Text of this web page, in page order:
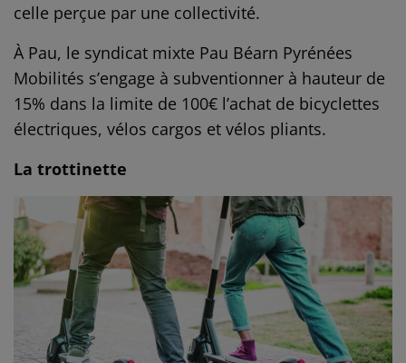
celle perçue par une collectivité.
À Pau, le syndicat mixte Pau Béarn Pyrénées
Mobilités s’engage à subventionner à hauteur de
15% dans la limite de 100€ l’achat de bicyclettes
électriques, vélos cargos et vélos pliants.
La trottinette